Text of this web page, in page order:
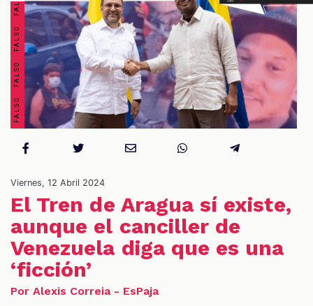
Viernes, 12 Abril 2024
El Tren de Aragua sí existe,
aunque el canciller de
Venezuela diga que es una
‘ficción’
Por Alexis Correia - EsPaja